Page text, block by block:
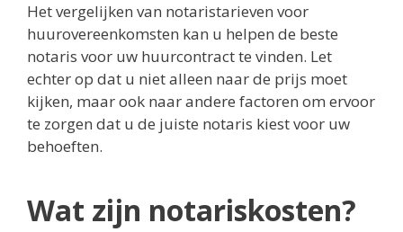
Het vergelijken van notaristarieven voor
huurovereenkomsten kan u helpen de beste
notaris voor uw huurcontract te vinden. Let
echter op dat u niet alleen naar de prijs moet
kijken, maar ook naar andere factoren om ervoor
te zorgen dat u de juiste notaris kiest voor uw
behoeften.
Wat zijn notariskosten?